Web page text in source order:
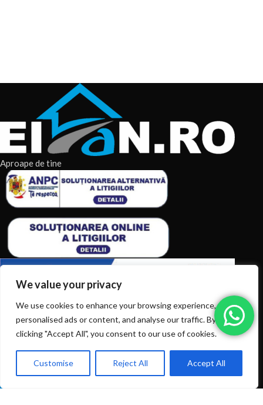
We value your privacy
We use cookies to enhance your browsing experience, serve
personalised ads or content, and analyse our traffic. By
clicking "Accept All", you consent to our use of cookies.
Customise Reject All Accept All
Ai intrebări? Sună la: +40720366616
Aproape de tine
ARTICOLE RECENTE
CATEGORII DE PRODUSE
CATEGORII DE PRODUSE
0